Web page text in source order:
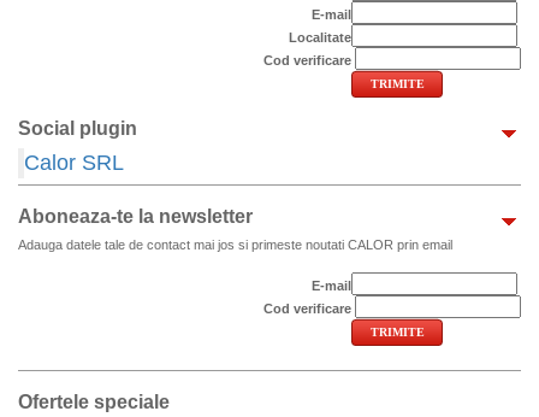
E-mail
Localitate
Cod verificare
Social plugin
Calor SRL
Aboneaza-te la newsletter
Adauga datele tale de contact mai jos si primeste noutati CALOR prin email
E-mail
Cod verificare
Ofertele speciale